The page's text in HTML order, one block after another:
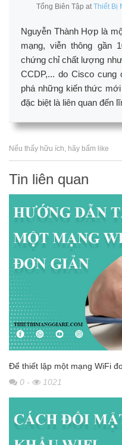
Tổng Biên Tập at Thiết Bị
Nguyễn Thành Hợp là
mạng, viễn thông gần
chứng chỉ chất lượng
CCDP,... do Cisco
phá những kiến thức
đặc biệt là liên quan đến
Nếu thấy hữu ích, hãy bấm like
Tin liên quan
Để thiết lập một mạng WiFi
0 - 1021